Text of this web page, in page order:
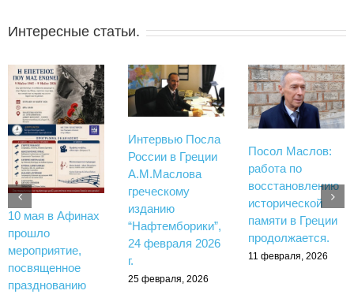
Интересные статьи.
10 мая в Афинах
прошло
мероприятие,
посвященное
празднованию
Интервью Посла
России в Греции
А.М.Маслова
греческому
изданию
“Нафтемборики”,
24 февраля 2026
г.
25 февраля, 2026
Посол Маслов:
работа по
восстановлению
исторической
памяти в Греции
продолжается.
11 февраля, 2026